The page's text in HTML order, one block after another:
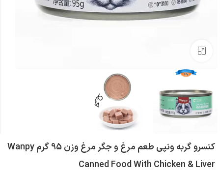
کنسرو گربه ونپی طعم مرغ و جگر مرغ وزن 95 گرم Wanpy
Canned Food With Chicken & Liver